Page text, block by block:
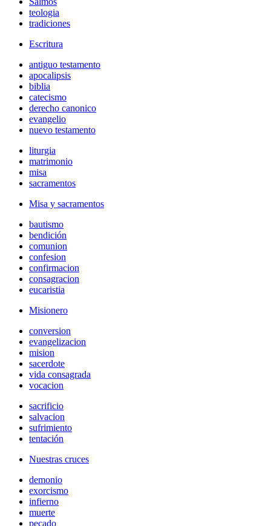
teologia
tradiciones
Escritura
antiguo testamento
apocalipsis
biblia
catecismo
derecho canonico
evangelio
nuevo testamento
liturgia
matrimonio
misa
sacramentos
Misa y sacramentos
bautismo
bendición
comunion
confesion
confirmacion
consagracion
eucaristia
Misionero
conversion
evangelizacion
mision
sacerdote
vida consagrada
vocacion
sacrificio
salvacion
sufrimiento
tentación
Nuestras cruces
demonio
exorcismo
infierno
muerte
pecado